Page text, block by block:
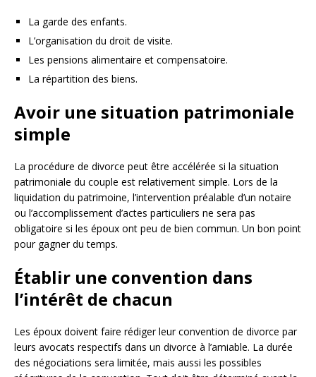
La garde des enfants.
L’organisation du droit de visite.
Les pensions alimentaire et compensatoire.
La répartition des biens.
Avoir une situation patrimoniale
simple
La procédure de divorce peut être accélérée si la situation
patrimoniale du couple est relativement simple. Lors de la
liquidation du patrimoine, l’intervention préalable d’un notaire
ou l’accomplissement d’actes particuliers ne sera pas
obligatoire si les époux ont peu de bien commun. Un bon point
pour gagner du temps.
Établir une convention dans
l’intérêt de chacun
Les époux doivent faire rédiger leur convention de divorce par
leurs avocats respectifs dans un divorce à l’amiable. La durée
des négociations sera limitée, mais aussi les possibles